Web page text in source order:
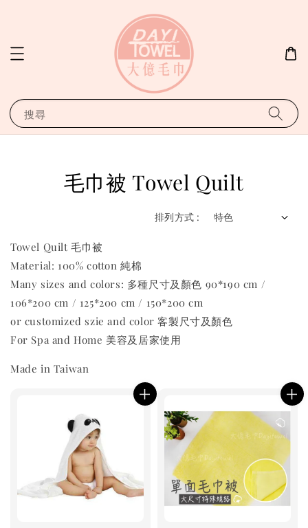
搜尋
毛巾被 Towel Quilt
排列方式 :
Towel Quilt 毛巾被
Material: 100% cotton 純棉
Many sizes and colors: 多種尺寸及顏色 90*190 cm /
106*200 cm / 125*200 cm / 150*200 cm
or customized szie and color 客製尺寸及顏色
For Spa and Home 美容及居家使用
Made in Taiwan